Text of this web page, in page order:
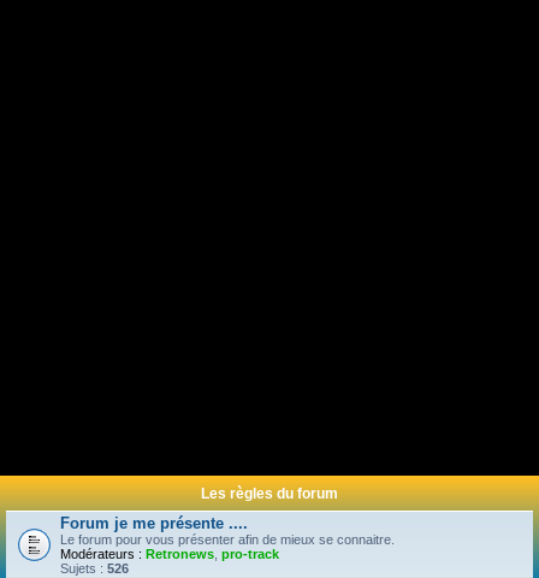
Les règles du forum
Forum je me présente ....
Le forum pour vous présenter afin de mieux se connaitre.
Modérateurs : Retronews, pro-track
Sujets : 526